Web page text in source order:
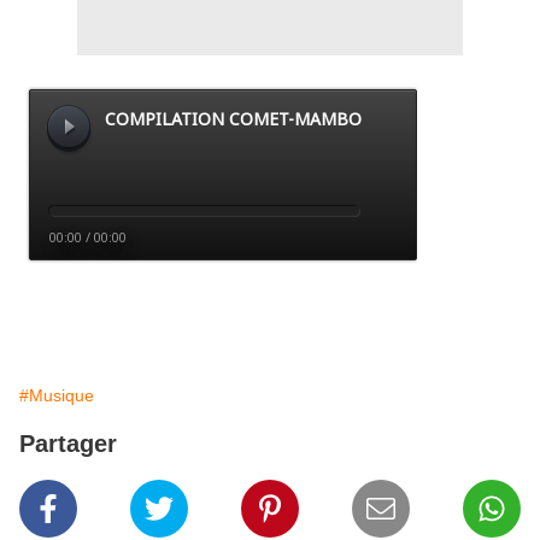
#Musique
Partager